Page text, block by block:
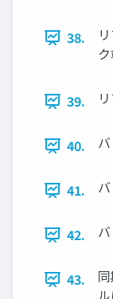
38.
39.
40.
41.
42.
43.